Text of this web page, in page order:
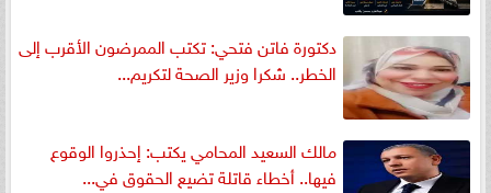
دكتورة فاتن فتحي: تكتب الممرضون الأقرب إلى
الخطر.. شكرا وزير الصحة لتكريم...
مالك السعيد المحامي يكتب: إحذروا الوقوع
فيها.. أخطاء قاتلة تضيع الحقوق في...